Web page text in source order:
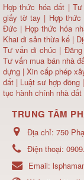
Hợp thức hóa đất |
giấy tờ tay | Hợp
Đức | Hợp thức hóa
Khai di sản thừa kế |
Tư vấn di chúc |
Tư vấn mua bán nhà
dựng | Xin cấp phép
đất | Luật sư hợp đồng
tục hành chính nhà đất
TRUNG TÂM
Địa chỉ: 750
Điện thoại:
Email: